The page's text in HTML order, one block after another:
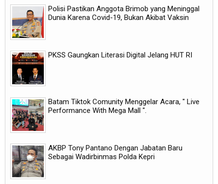
Polisi Pastikan Anggota Brimob yang Meninggal
Dunia Karena Covid-19, Bukan Akibat Vaksin
PKSS Gaungkan Literasi Digital Jelang HUT RI
Batam Tiktok Comunity Menggelar Acara, " Live
Performance With Mega Mall ".
AKBP Tony Pantano Dengan Jabatan Baru
Sebagai Wadirbinmas Polda Kepri